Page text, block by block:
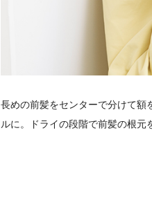
長めの前髪をセンターで分けて額
ルに。ドライの段階で前髪の根元